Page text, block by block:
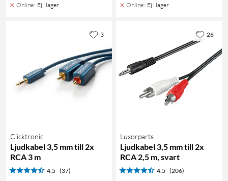
Online: Ej i lager Online: Ej i lager
Clicktronic
Ljudkabel 3,5 mm till 2x
RCA 3 m
4.5 (37)
3
Luxorparts
Ljudkabel 3,5 mm till 2x
RCA 2,5 m, svart
4.5 (206)
26